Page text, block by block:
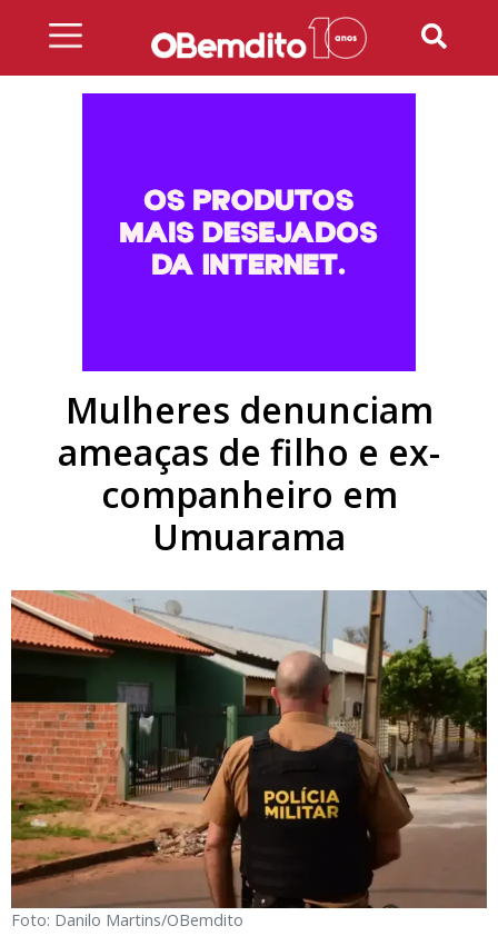
Mulheres denunciam
ameaças de filho e ex-
companheiro em
Umuarama
Foto: Danilo Martins/OBemdito